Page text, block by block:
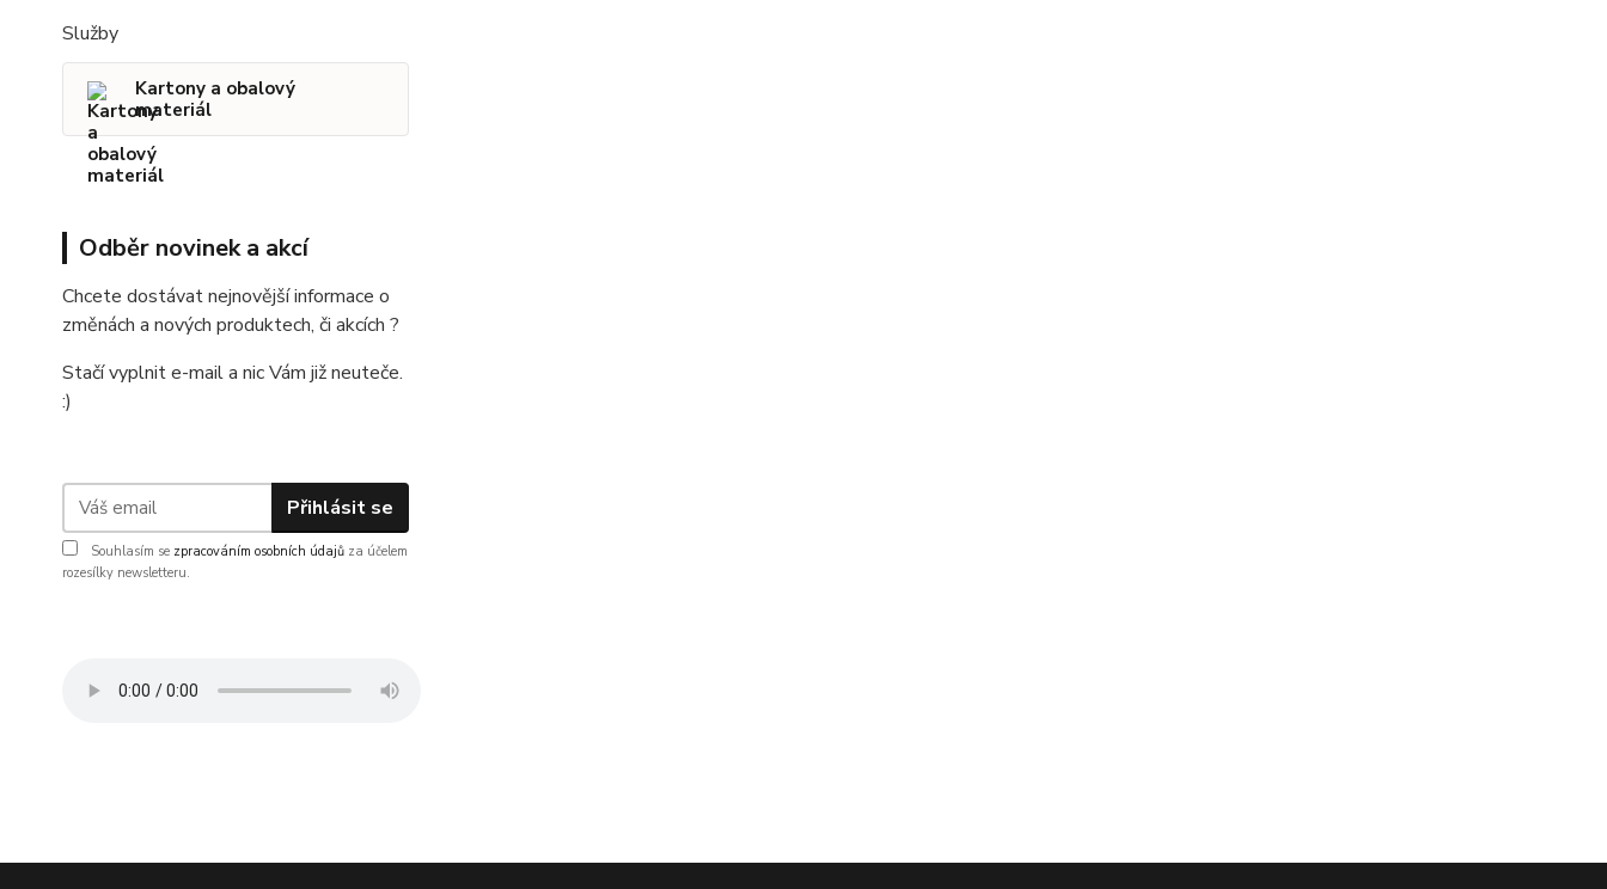
Služby
Kartony a obalový
materiál
Odběr novinek a akcí
Chcete dostávat nejnovější informace o
změnách a nových produktech, či akcích ?
Stačí vyplnit e-mail a nic Vám již neuteče.
:)
Přihlásit se
Souhlasím se zpracováním osobních údajů za účelem
rozesílky newsletteru.